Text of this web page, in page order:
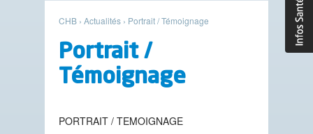
CHB › Actualités › Portrait / Témoignage
Portrait /
Témoignage
PORTRAIT / TEMOIGNAGE